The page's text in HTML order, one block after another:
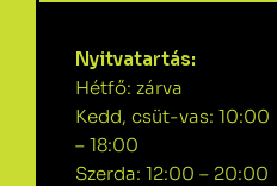
Nyitvatartás:
Hétfő: zárva
Kedd, csüt-vas: 10:00
– 18:00
Szerda: 12:00 – 20:00